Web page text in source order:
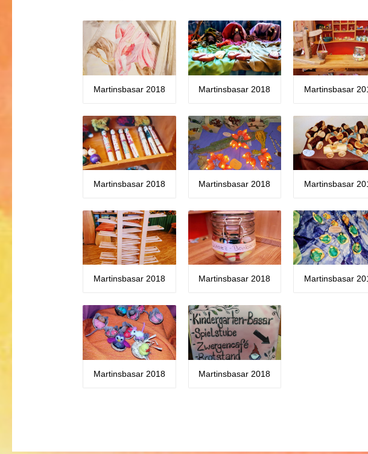
Martinsbasar 2018 Martinsbasar 2018 Martinsbasar
Martinsbasar 2018 Martinsbasar 2018 Martinsbasar
Martinsbasar 2018 Martinsbasar 2018 Martinsbasar
Martinsbasar 2018 Martinsbasar 2018